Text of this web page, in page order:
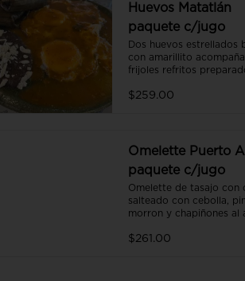
proteína para cada
Huevos Matatlán
paquete c/jugo
Dos huevos estrellados
con amarillito
frijoles refritos
oaxaqueño de pollo con
orgánico de pluma
oaxaca, un pan dulce
bolillo mini, un pan dulce
un bolillo mini.
$259.00
Omelette Puerto
paquete c/jugo
Omelette de tasajo con
salteado con cebolla,
morron y chapiñones al
acompañado de frijoles
preparados con hoja de
$261.00